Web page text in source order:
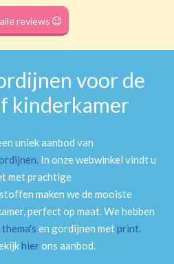
reviews
voor de
kinderkamer
uniek aanbod van
. In onze webwinkel vindt u
met prachtige
maken we de mooiste
perfect op maat. We hebben
thema's en gordijnen metprint.
hierons aanbod.